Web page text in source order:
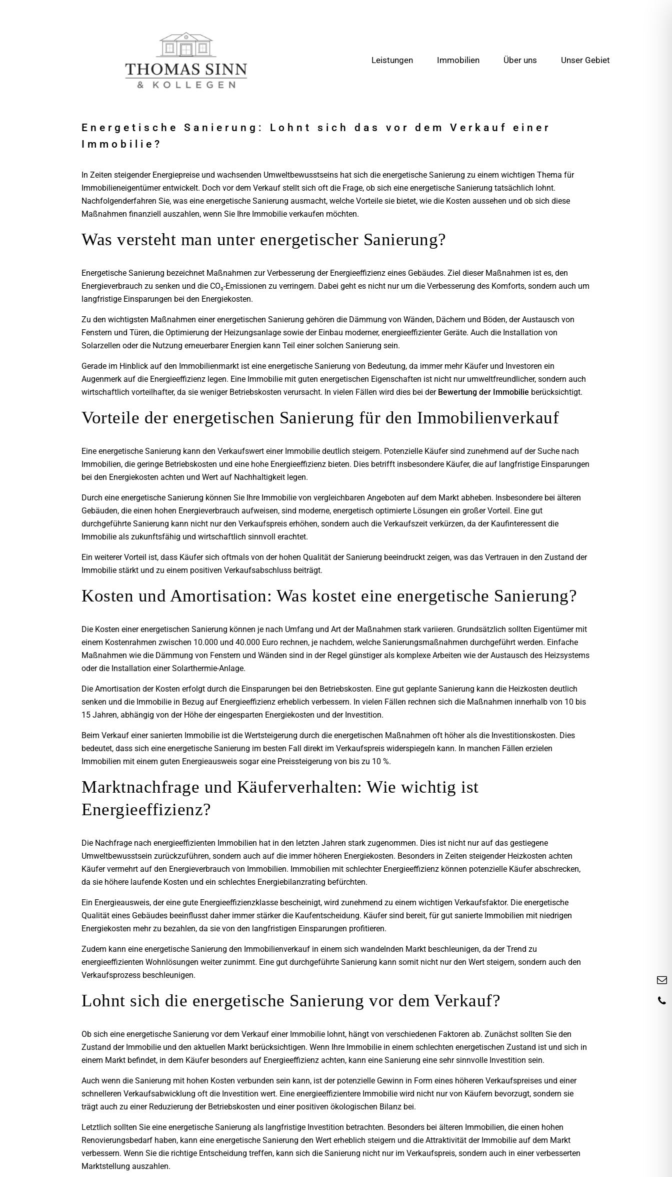
Leistungen Immobilien Über uns Unser Gebiet
Energetische Sanierung: Lohnt sich das vor dem Verkauf einer
Immobilie?
In Zeiten steigender Energiepreise und wachsenden Umweltbewusstseins hat sich die energetische Sanierung zu einem wichtigen Thema für
Immobilieneigentümer entwickelt. Doch vor dem Verkauf stellt sich oft die Frage, ob sich eine energetische Sanierung tatsächlich lohnt.
Nachfolgenderfahren Sie, was eine energetische Sanierung ausmacht, welche Vorteile sie bietet, wie die Kosten aussehen und ob sich diese
Maßnahmen finanziell auszahlen, wenn Sie Ihre Immobilie verkaufen möchten.
Was versteht man unter energetischer Sanierung?
Energetische Sanierung bezeichnet Maßnahmen zur Verbesserung der Energieeffizienz eines Gebäudes. Ziel dieser Maßnahmen ist es, den
Energieverbrauch zu senken und die CO₂-Emissionen zu verringern. Dabei geht es nicht nur um die Verbesserung des Komforts, sondern auch um
langfristige Einsparungen bei den Energiekosten.
Zu den wichtigsten Maßnahmen einer energetischen Sanierung gehören die Dämmung von Wänden, Dächern und Böden, der Austausch von
Fenstern und Türen, die Optimierung der Heizungsanlage sowie der Einbau moderner, energieeffizienter Geräte. Auch die Installation von
Solarzellen oder die Nutzung erneuerbarer Energien kann Teil einer solchen Sanierung sein.
Gerade im Hinblick auf den Immobilienmarkt ist eine energetische Sanierung von Bedeutung, da immer mehr Käufer und Investoren ein
Augenmerk auf die Energieeffizienz legen. Eine Immobilie mit guten energetischen Eigenschaften ist nicht nur umweltfreundlicher, sondern auch
wirtschaftlich vorteilhafter, da sie weniger Betriebskosten verursacht. In vielen Fällen wird dies bei der Bewertung der Immobilie berücksichtigt.
Vorteile der energetischen Sanierung für den Immobilienverkauf
Eine energetische Sanierung kann den Verkaufswert einer Immobilie deutlich steigern. Potenzielle Käufer sind zunehmend auf der Suche nach
Immobilien, die geringe Betriebskosten und eine hohe Energieeffizienz bieten. Dies betrifft insbesondere Käufer, die auf langfristige Einsparungen
bei den Energiekosten achten und Wert auf Nachhaltigkeit legen.
Durch eine energetische Sanierung können Sie Ihre Immobilie von vergleichbaren Angeboten auf dem Markt abheben. Insbesondere bei älteren
Gebäuden, die einen hohen Energieverbrauch aufweisen, sind moderne, energetisch optimierte Lösungen ein großer Vorteil. Eine gut
durchgeführte Sanierung kann nicht nur den Verkaufspreis erhöhen, sondern auch die Verkaufszeit verkürzen, da der Kaufinteressent die
Immobilie als zukunftsfähig und wirtschaftlich sinnvoll erachtet.
Ein weiterer Vorteil ist, dass Käufer sich oftmals von der hohen Qualität der Sanierung beeindruckt zeigen, was das Vertrauen in den Zustand der
Immobilie stärkt und zu einem positiven Verkaufsabschluss beiträgt.
Kosten und Amortisation: Was kostet eine energetische Sanierung?
Die Kosten einer energetischen Sanierung können je nach Umfang und Art der Maßnahmen stark variieren. Grundsätzlich sollten Eigentümer mit
einem Kostenrahmen zwischen 10.000 und 40.000 Euro rechnen, je nachdem, welche Sanierungsmaßnahmen durchgeführt werden. Einfache
Maßnahmen wie die Dämmung von Fenstern und Wänden sind in der Regel günstiger als komplexe Arbeiten wie der Austausch des Heizsystems
oder die Installation einer Solarthermie-Anlage.
Die Amortisation der Kosten erfolgt durch die Einsparungen bei den Betriebskosten. Eine gut geplante Sanierung kann die Heizkosten deutlich
senken und die Immobilie in Bezug auf Energieeffizienz erheblich verbessern. In vielen Fällen rechnen sich die Maßnahmen innerhalb von 10 bis
15 Jahren, abhängig von der Höhe der eingesparten Energiekosten und der Investition.
Beim Verkauf einer sanierten Immobilie ist die Wertsteigerung durch die energetischen Maßnahmen oft höher als die Investitionskosten. Dies
bedeutet, dass sich eine energetische Sanierung im besten Fall direkt im Verkaufspreis widerspiegeln kann. In manchen Fällen erzielen
Immobilien mit einem guten Energieausweis sogar eine Preissteigerung von bis zu 10 %.
Marktnachfrage und Käuferverhalten: Wie wichtig ist
Energieeffizienz?
Die Nachfrage nach energieeffizienten Immobilien hat in den letzten Jahren stark zugenommen. Dies ist nicht nur auf das gestiegene
Umweltbewusstsein zurückzuführen, sondern auch auf die immer höheren Energiekosten. Besonders in Zeiten steigender Heizkosten achten
Käufer vermehrt auf den Energieverbrauch von Immobilien. Immobilien mit schlechter Energieeffizienz können potenzielle Käufer abschrecken,
da sie höhere laufende Kosten und ein schlechtes Energiebilanzrating befürchten.
Ein Energieausweis, der eine gute Energieeffizienzklasse bescheinigt, wird zunehmend zu einem wichtigen Verkaufsfaktor. Die energetische
Qualität eines Gebäudes beeinflusst daher immer stärker die Kaufentscheidung. Käufer sind bereit, für gut sanierte Immobilien mit niedrigen
Energiekosten mehr zu bezahlen, da sie von den langfristigen Einsparungen profitieren.
Zudem kann eine energetische Sanierung den Immobilienverkauf in einem sich wandelnden Markt beschleunigen, da der Trend zu
energieeffizienten Wohnlösungen weiter zunimmt. Eine gut durchgeführte Sanierung kann somit nicht nur den Wert steigern, sondern auch den
Verkaufsprozess beschleunigen.
Lohnt sich die energetische Sanierung vor dem Verkauf?
Ob sich eine energetische Sanierung vor dem Verkauf einer Immobilie lohnt, hängt von verschiedenen Faktoren ab. Zunächst sollten Sie den
Zustand der Immobilie und den aktuellen Markt berücksichtigen. Wenn Ihre Immobilie in einem schlechten energetischen Zustand ist und sich in
einem Markt befindet, in dem Käufer besonders auf Energieeffizienz achten, kann eine Sanierung eine sehr sinnvolle Investition sein.
Auch wenn die Sanierung mit hohen Kosten verbunden sein kann, ist der potenzielle Gewinn in Form eines höheren Verkaufspreises und einer
schnelleren Verkaufsabwicklung oft die Investition wert. Eine energieeffizientere Immobilie wird nicht nur von Käufern bevorzugt, sondern sie
trägt auch zu einer Reduzierung der Betriebskosten und einer positiven ökologischen Bilanz bei.
Letztlich sollten Sie eine energetische Sanierung als langfristige Investition betrachten. Besonders bei älteren Immobilien, die einen hohen
Renovierungsbedarf haben, kann eine energetische Sanierung den Wert erheblich steigern und die Attraktivität der Immobilie auf dem Markt
verbessern. Wenn Sie die richtige Entscheidung treffen, kann sich die Sanierung nicht nur im Verkaufspreis, sondern auch in einer verbesserten
Marktstellung auszahlen.